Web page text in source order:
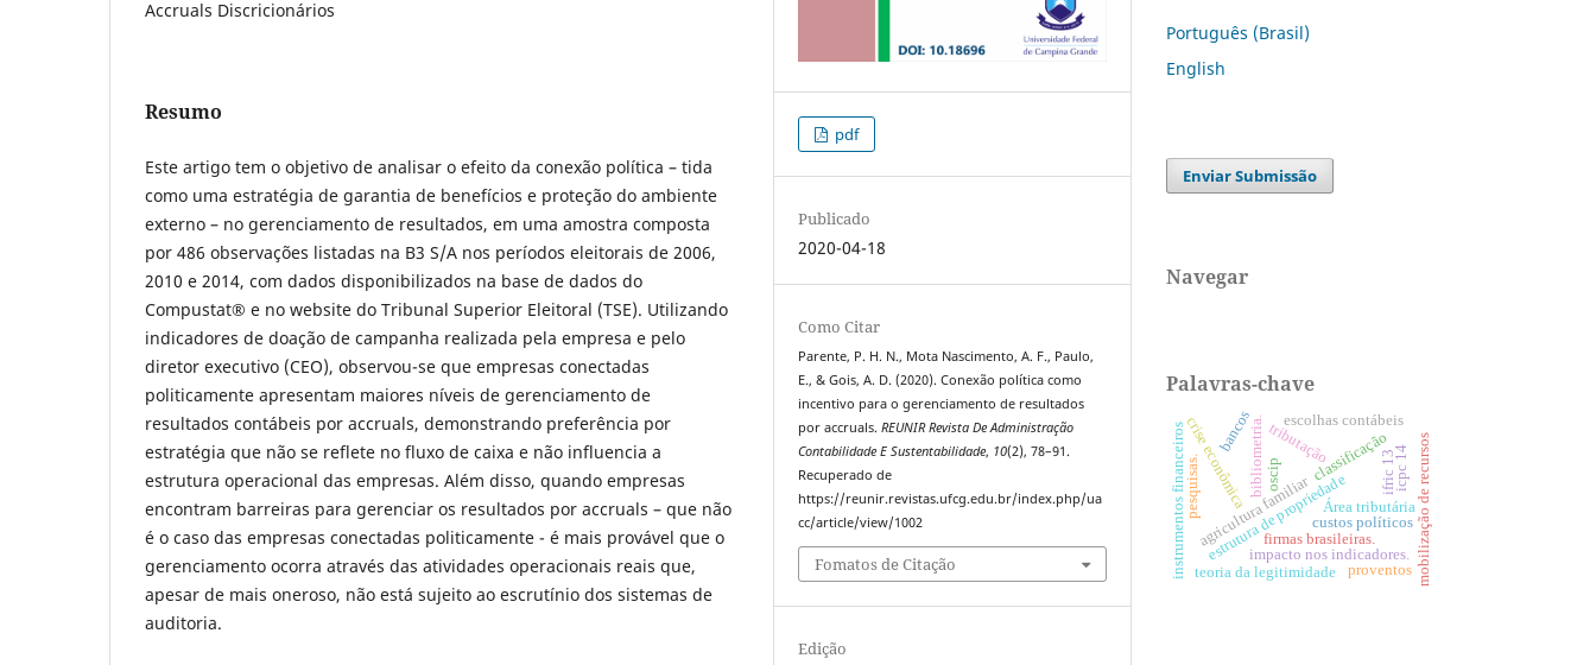
Accruals Discricionários
Resumo
Este artigo tem o objetivo de analisar o efeito da conexão política – tida
como uma estratégia de garantia de benefícios e proteção do ambiente
externo – no gerenciamento de resultados, em uma amostra composta
por 486 observações listadas na B3 S/A nos períodos eleitorais de 2006,
2010 e 2014, com dados disponibilizados na base de dados do
Compustat® e no website do Tribunal Superior Eleitoral (TSE). Utilizando
indicadores de doação de campanha realizada pela empresa e pelo
diretor executivo (CEO), observou-se que empresas conectadas
politicamente apresentam maiores níveis de gerenciamento de
resultados contábeis por accruals, demonstrando preferência por
estratégia que não se reflete no fluxo de caixa e não influencia a
estrutura operacional das empresas. Além disso, quando empresas
encontram barreiras para gerenciar os resultados por accruals – que não
é o caso das empresas conectadas politicamente - é mais provável que o
gerenciamento ocorra através das atividades operacionais reais que,
apesar de mais oneroso, não está sujeito ao escrutínio dos sistemas de
auditoria.
pdf
Publicado
2020-04-18
Como Citar
Parente, P. H. N., Mota Nascimento, A. F., Paulo,
E., & Gois, A. D. (2020). Conexão política como
incentivo para o gerenciamento de resultados
por accruals.REUNIR Revista De Administração
Contabilidade E Sustentabilidade, 10(2), 78–91.
Recuperado de
https://reunir.revistas.ufcg.edu.br/index.php/ua
cc/article/view/1002
Fomatos de Citação
Edição
Português (Brasil)
English
Enviar Submissão
Navegar
Palavras-chave
classificação
Área tributária
tributação
estrutura de propriedade
firmas brasileiras.
agricultura familiar
bibliometria.
bancos
crise econômica
impacto nos indicadores.
instrumentos financeirospesquisas. mobilização de recursos
oscip
teoria da legitimidade
custos políticos
ifric 13
escolhas contábeis
icpc 14
proventos